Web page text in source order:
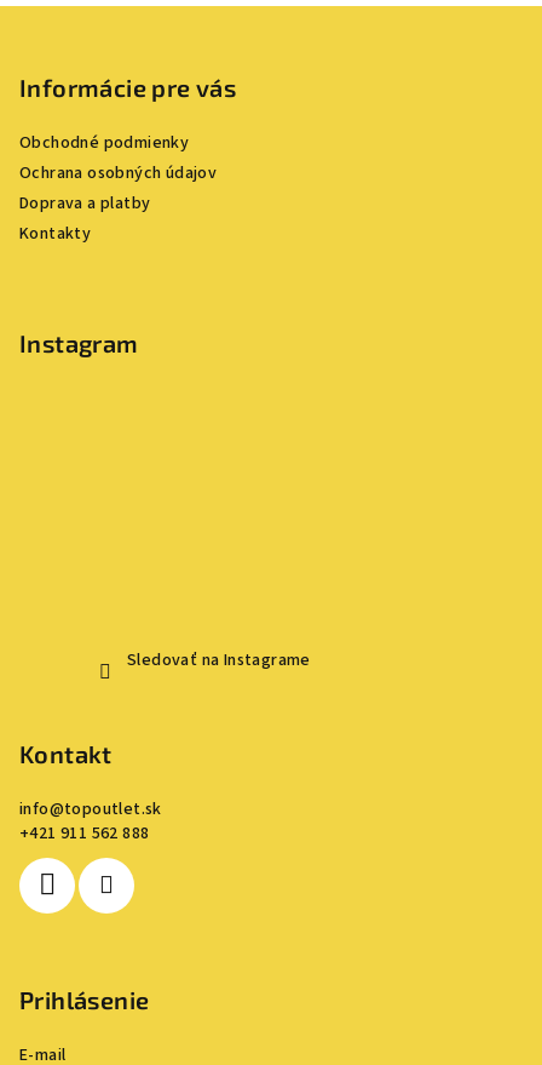
Informácie pre vás
Obchodné podmienky
Ochrana osobných údajov
Doprava a platby
Kontakty
Instagram
Sledovať na Instagrame
Kontakt
info@topoutlet.sk
+421 911 562 888
Prihlásenie
E-mail